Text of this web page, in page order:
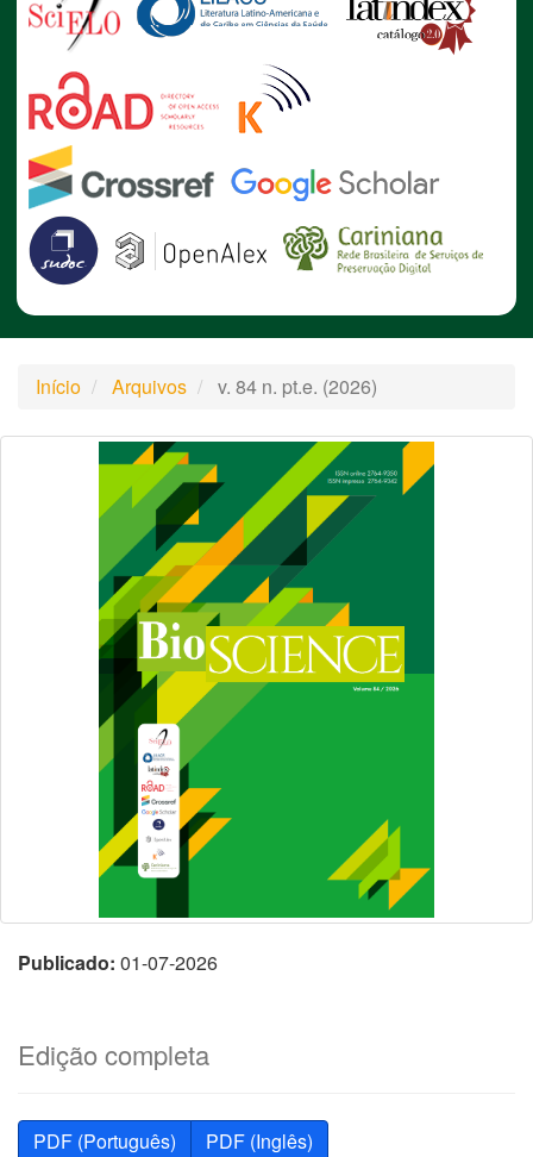
Início Arquivos v. 84 n. pt.e. (2026)
Publicado: 01-07-2026
Edição completa
PDF (Português) PDF (Inglês)